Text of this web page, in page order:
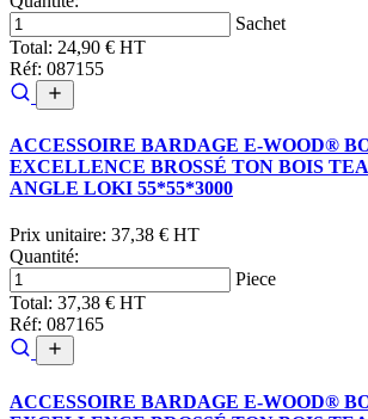
Sachet
Total: 24,90 € HT
Réf: 087155
ACCESSOIRE BARDAGE E-WOOD®
EXCELLENCE BROSSÉ TON BOIS
ANGLE LOKI 55*55*3000
Prix unitaire: 37,38 € HT
Quantité:
Piece
Total: 37,38 € HT
Réf: 087165
ACCESSOIRE BARDAGE E-WOOD®